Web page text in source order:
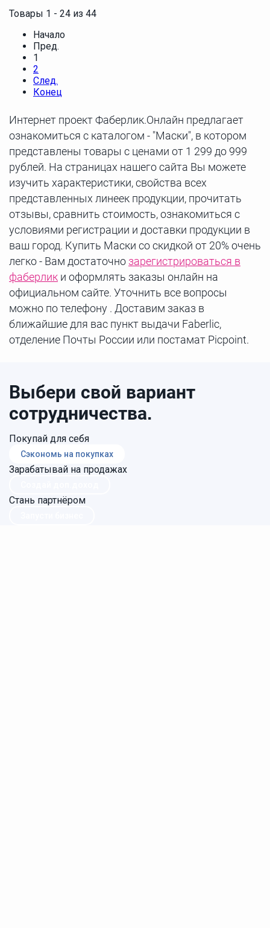
Товары 1 - 24 из 44
Начало
Пред.
1
2
След.
Конец
Интернет проект Фаберлик.Онлайн предлагает
ознакомиться с каталогом - "Маски", в котором
представлены товары с ценами от 1 299 до 999
рублей. На страницах нашего сайта Вы можете
изучить характеристики, свойства всех
представленных линеек продукции, прочитать
отзывы, сравнить стоимость, ознакомиться с
условиями регистрации и доставки продукции в
ваш город. Купить Маски со скидкой от 20% очень
легко - Вам достаточно зарегистрироваться в
фаберлик и оформлять заказы онлайн на
официальном сайте. Уточнить все вопросы
можно по телефону . Доставим заказ в
ближайшие для вас пункт выдачи Faberlic,
отделение Почты России или постамат Picpoint.
Выбери свой вариант
сотрудничества.
Покупай для себя
Сэкономь на покупках
Зарабатывай на продажах
Стань партнёром